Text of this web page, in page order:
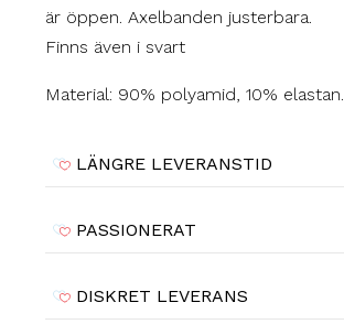
är öppen. Axelbanden justerbara.
Finns även i svart
Material: 90% polyamid, 10% elastan.
LÄNGRE LEVERANSTID
PASSIONERAT
DISKRET LEVERANS